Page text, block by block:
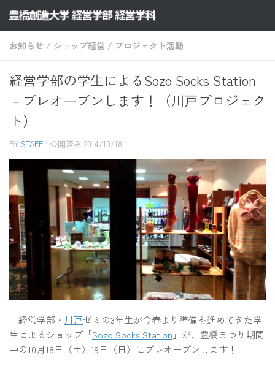
コンテンツへスキップ
お知らせ / ショップ経営 / プロジェクト活動
経営学部の学生によるSozo Socks Station
－プレオープンします！（川戸プロジェク
ト）
BY STAFF · 公開済み 2014/10/18
経営学部・ 川戸ゼミの3年生が今春より準備を進めてきた学
生によるショップ「Sozo Socks Station 」が、豊橋まつり期間
中の10月18日（土）19日（日）にプレオープンします！